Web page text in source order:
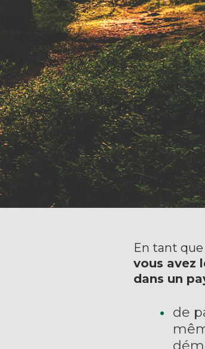
En tant
vous avez
dans un
de